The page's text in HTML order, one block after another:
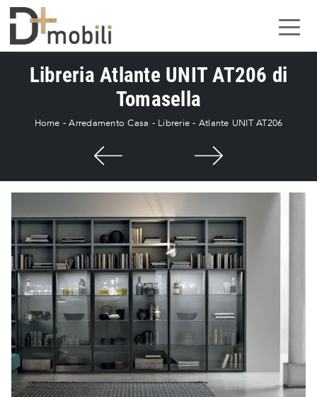
Libreria Atlante UNIT AT206 di
Tomasella
Home -Arredamento Casa - Librerie - Atlante UNIT AT206